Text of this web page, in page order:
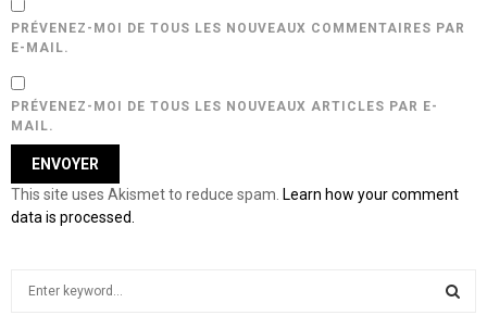
PRÉVENEZ-MOI DE TOUS LES NOUVEAUX COMMENTAIRES PAR
E-MAIL.
PRÉVENEZ-MOI DE TOUS LES NOUVEAUX ARTICLES PAR E-
MAIL.
This site uses Akismet to reduce spam. Learn how your comment
data is processed.